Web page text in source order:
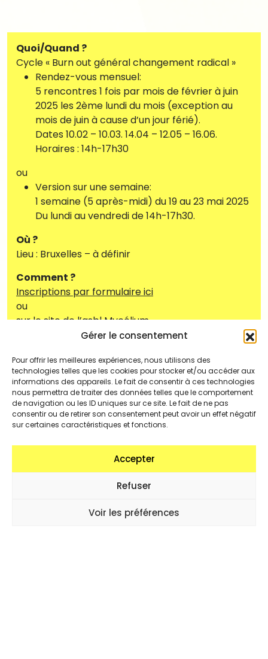
Gérer le consentement
Pour offrir les meilleures expériences, nous utilisons des
technologies telles que les cookies pour stocker et/ou accéder aux
informations des appareils. Le fait de consentir à ces technologies
nous permettra de traiter des données telles que le comportement
de navigation ou les ID uniques sur ce site. Le fait de ne pas
consentir ou de retirer son consentement peut avoir un effet négatif
sur certaines caractéristiques et fonctions.
Accepter
Refuser
Voir les préférences
Quoi/Quand ?
Cycle « Burn out général changement radical »
Rendez-vous mensuel:
5 rencontres 1 fois par mois de février à juin
2025 les 2ème lundi du mois (exception au
mois de juin à cause d’un jour férié).
Dates 10.02 – 10.03. 14.04 – 12.05 – 16.06.
Horaires : 14h-17h30
ou
Version sur une semaine:
1 semaine (5 après-midi) du 19 au 23 mai 2025
Du lundi au vendredi de 14h-17h30.
Où ?
Lieu : Bruxelles – à définir
Comment ?
Inscriptions par formulaire ici
ou
sur le site de l’asbl Mycélium
– participation consciente (détails via Mycélium)
L’argent ne doit pas être un frein à votre
participation si tel est le cas n’hésitez pas à nous
contacter.
Coproduction :